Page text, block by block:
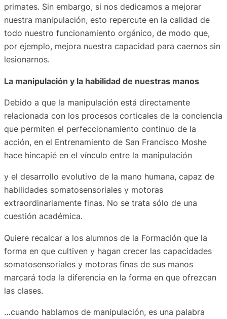
primates. Sin embargo, si nos dedicamos a mejorar
nuestra manipulación, esto repercute en la calidad de
todo nuestro funcionamiento orgánico, de modo que,
por ejemplo, mejora nuestra capacidad para caernos sin
lesionarnos.
La manipulación y la habilidad de nuestras manos
Debido a que la manipulación está directamente
relacionada con los procesos corticales de la conciencia
que permiten el perfeccionamiento continuo de la
acción, en el Entrenamiento de San Francisco Moshe
hace hincapié en el vínculo entre la manipulación
y el desarrollo evolutivo de la mano humana, capaz de
habilidades somatosensoriales y motoras
extraordinariamente finas. No se trata sólo de una
cuestión académica.
Quiere recalcar a los alumnos de la Formación que la
forma en que cultiven y hagan crecer las capacidades
somatosensoriales y motoras finas de sus manos
marcará toda la diferencia en la forma en que ofrezcan
las clases.
…cuando hablamos de manipulación, es una palabra